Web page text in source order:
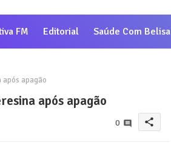
FM Editorial Saúde Com Belisa
apagão
após apagão
0 share